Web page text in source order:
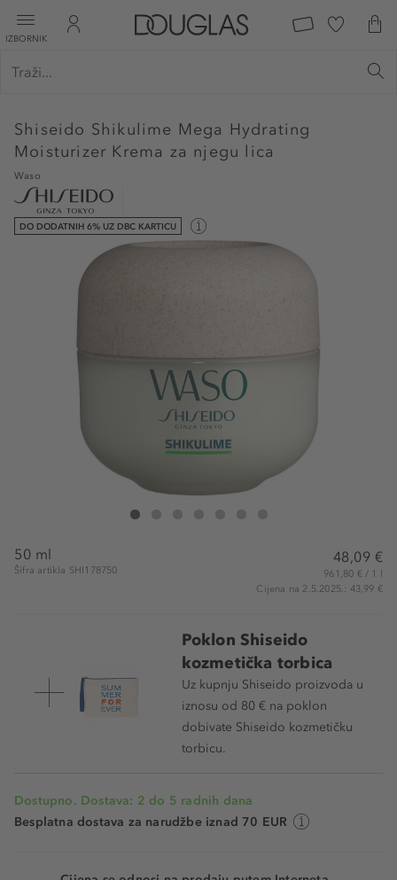
IZBORNIK
Shiseido Shikulime Mega Hydrating
Moisturizer Krema za njegu lica
Waso
DO DODATNIH 6% UZ DBC KARTICU
Shiseido Shikulime Mega Hydrating Moisturizer
50 ml
Šifra artikla SHI178750
48,09 €
961,80 € / 1 l
Cijena na 2.5.2025.: 43,99 €
Poklon Shiseido
kozmetička torbica
Uz kupnju Shiseido proizvoda u
iznosu od 80 € na poklon
dobivate Shiseido kozmetičku
torbicu.
Dostupno. Dostava: 2 do 5 radnih dana
Besplatna dostava za narudžbe iznad 70 EUR